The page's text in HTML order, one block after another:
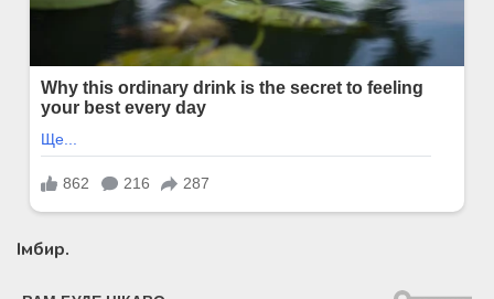
Імбир.